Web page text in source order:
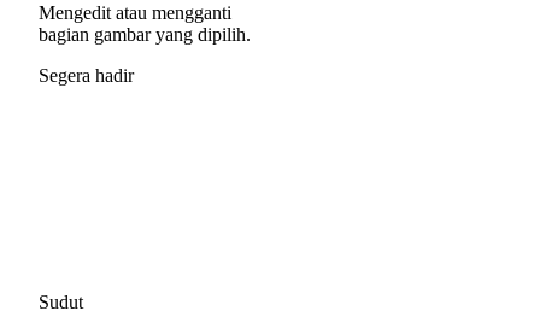
Mengedit atau mengganti
bagian gambar yang dipilih.
Segera hadir
Sudut